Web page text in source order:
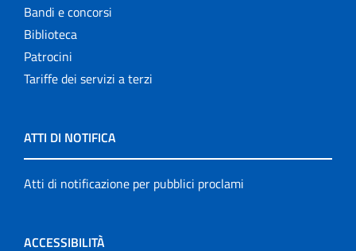
Bandi e concorsi
Biblioteca
Patrocini
Tariffe dei servizi a terzi
ATTI DI NOTIFICA
Atti di notificazione per pubblici proclami
ACCESSIBILITÀ